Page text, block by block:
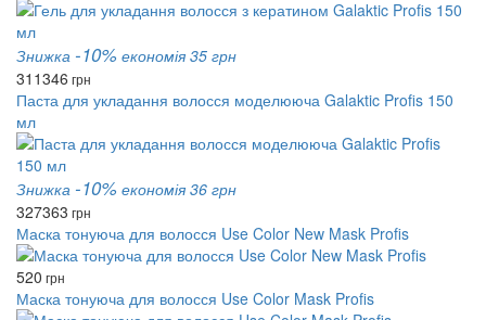
Знижка -10% економія 35 грн
311346 грн
Паста для укладання волосся моделююча Galaktic Profis 150
мл
Знижка -10% економія 36 грн
327363 грн
Маска тонуюча для волосся Use Color New Mask Profis
520 грн
Маска тонуюча для волосся Use Color Mask Profis